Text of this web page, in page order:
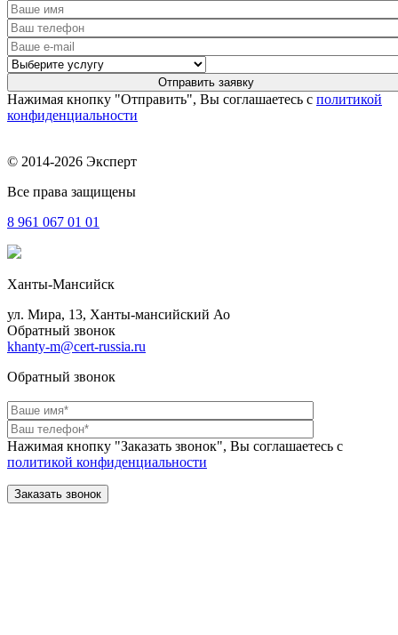
Нажимая кнопку "Отправить", Вы соглашаетесь с политикой
конфиденциальности
© 2014-2026 Эксперт
Все права защищены
8 961 067 01 01
Ханты-Мансийск
ул. Мира, 13, Ханты-мансийский Ао
Обратный звонок
khanty-m@cert-russia.ru
Обратный звонок
Нажимая кнопку "Заказать звонок", Вы соглашаетесь с
политикой конфиденциальности